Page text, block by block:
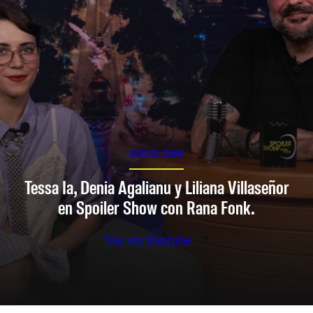
SPOILER SHOW
Tessa Ia, Denia Agalianu y Liliana Villaseñor
en Spoiler Show con Rana Fonk.
Ver en Youtube